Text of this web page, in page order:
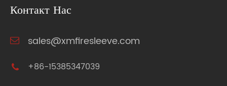
Контакт Нас
sales@xmfiresleeve.com
+86-15385347039